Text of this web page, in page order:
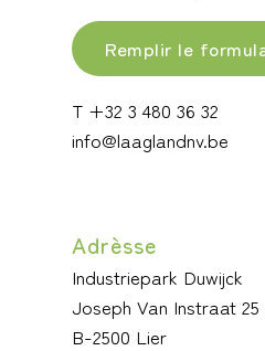
Remplir le
T +32 3 480 36 32
info@laaglandnv.be
Adrèsse
Industriepark Duwijck
Joseph Van Instraat 25
B-2500 Lier